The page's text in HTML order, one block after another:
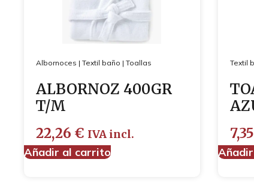
Albornoces | Textil baño | Toallas
ALBORNOZ 400GR
T/M
22,26 € IVA incl.
Añadir al carrito
Textil
7,35